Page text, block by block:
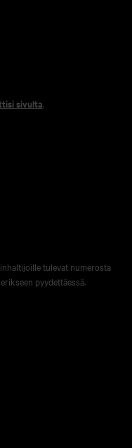
sivulta.
tulevat numerosta
pyydettäessä.